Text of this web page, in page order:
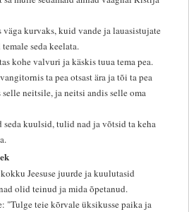
väga kurvaks, kuid vande ja lauasistujate
seda keelata.
kohe valvuri ja käskis tuua tema pea.
ta pea otsast ära ja tõi ta pea
neitsile, ja neitsi andis selle oma
kuulsid, tulid nad ja võtsid ta keha
Jeesuse juurde ja kuulutasid
olid teinud ja mida õpetanud.
"Tulge teie kõrvale üksikusse paika ja